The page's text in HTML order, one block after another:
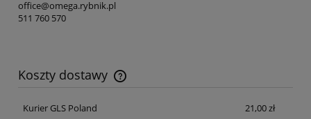
office@omega.rybnik.pl
511 760 570
Koszty dostawy
Cena nie zawiera ewentualnych kosztów płatności
Kurier GLS Poland
21,00 zł